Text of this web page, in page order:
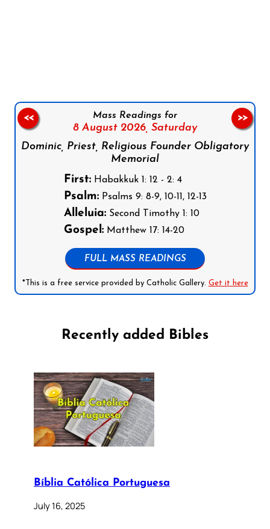
Mass Readings for
8 August 2026, Saturday
Dominic, Priest, Religious Founder Obligatory
Memorial
First:Habakkuk 1: 12 - 2: 4
Psalm:Psalms 9: 8-9, 10-11, 12-13
Alleluia:Second Timothy 1: 10
Gospel:Matthew 17: 14-20
FULL MASS READINGS
*This is a free service provided by Catholic Gallery. Get it here
<< >>
Recently added Bibles
Bíblia Católica Portuguesa
July 16, 2025